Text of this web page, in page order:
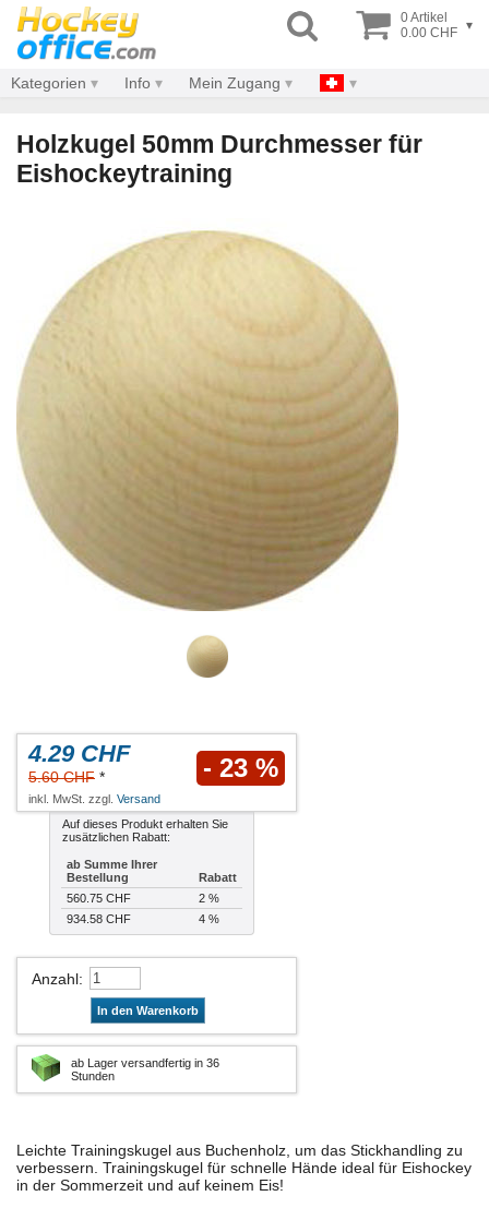
0 Artikel
0.00 CHF ▾
Kategorien Info Mein Zugang
Holzkugel 50mm Durchmesser für
Eishockeytraining
4.29 CHF
5.60 CHF * - 23 %
inkl. MwSt. zzgl. Versand
Auf dieses Produkt erhalten Sie
zusätzlichen Rabatt:
ab Summe Ihrer
Bestellung
Rabatt
560.75 CHF
2 %
934.58 CHF
4 %
Anzahl:
In den Warenkorb
ab Lager versandfertig in 36
Stunden
Leichte Trainingskugel aus Buchenholz, um das Stickhandling zu
verbessern. Trainingskugel für schnelle Hände ideal für Eishockey
in der Sommerzeit und auf keinem Eis!